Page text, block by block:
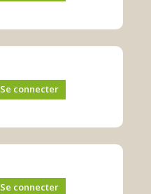
Se connecter
Se connecter